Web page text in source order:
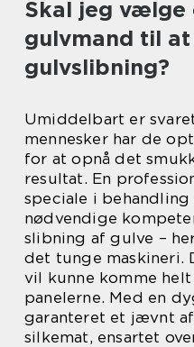
Skal jeg vælge
gulvmand til
gulvslibning?
Umiddelbart er
mennesker har de
for at opnå det
resultat. En
speciale i
nødvendige
slibning af gulve –
det tunge maskineri.
vil kunne komme
panelerne. Med en
garanteret et jævnt
silkemat, ensartet